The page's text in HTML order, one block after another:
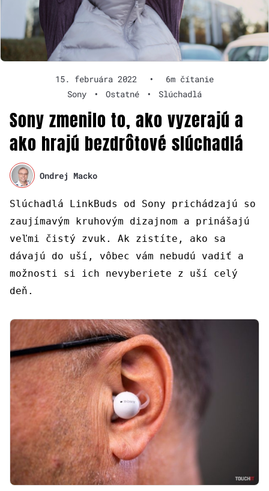
15. februára 2022 •
6m čítanie
Sony
• Ostatné • Slúchadlá
Sony zmenilo to, ako vyzerajú a
ako hrajú bezdrôtové slúchadlá
Ondrej Macko
Slúchadlá LinkBuds od Sony prichádzajú so
zaujímavým kruhovým dizajnom a prinášajú
veľmi čistý zvuk. Ak zistíte, ako sa
dávajú do uší, vôbec vám nebudú vadiť a
možnosti si ich nevyberiete z uší celý
deň.